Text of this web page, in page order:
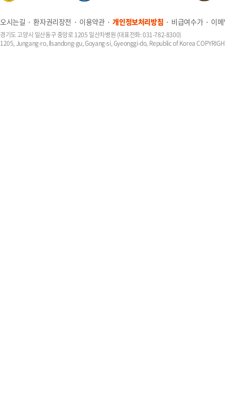
오시는길 환자권리장전 이용약관 개인정보처리방침 비급여수가 이
경기도 고양시 일산동구 중앙로 1205 일산차병원 (대표전화: 031-782-8300)
1205, Jungang-ro, Ilsandong-gu, Goyang-si, Gyeonggi-do, Republic of Korea